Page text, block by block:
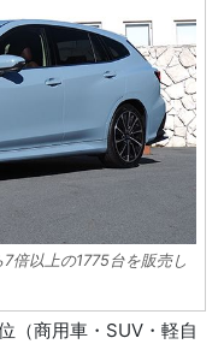
以上の1775台を販売し
商用車・SUV・軽自